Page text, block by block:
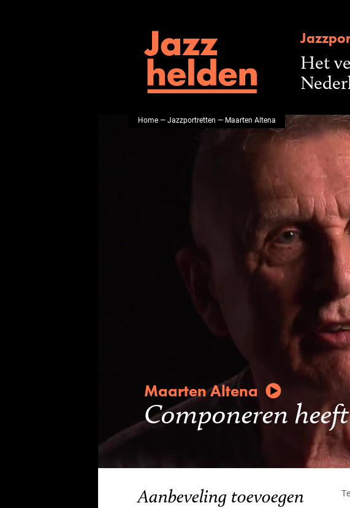
Het
Home—Jazzportretten — Maarten Altena
Maarten Altena
Componeren
Aanbeveling toevoegen